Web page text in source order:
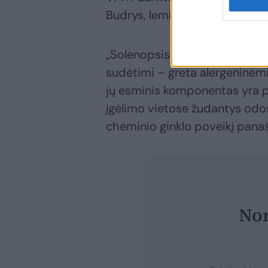
Budrys, lemia ypatinga
„Solenopsis genties
sudėtimi – greta
jų esminis komponentas yra
įgėlimo vietose žudantys
cheminio ginklo poveikį